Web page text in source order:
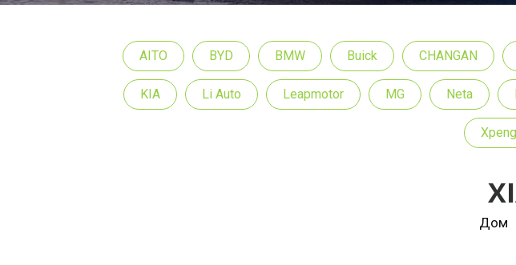
AITO BYD BMW Buick CHANGAN
KIA Li Auto Leapmotor MG Neta
Xpeng
Дом